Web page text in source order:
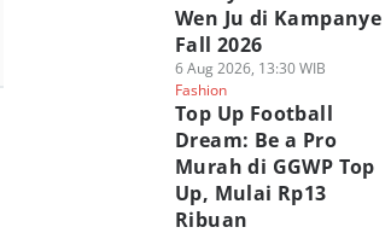
Wen Ju di Kampanye
Fall 2026
6 Aug 2026, 13:30 WIB
Fashion
Top Up Football
Dream: Be a Pro
Murah di GGWP Top
Up, Mulai Rp13
Ribuan